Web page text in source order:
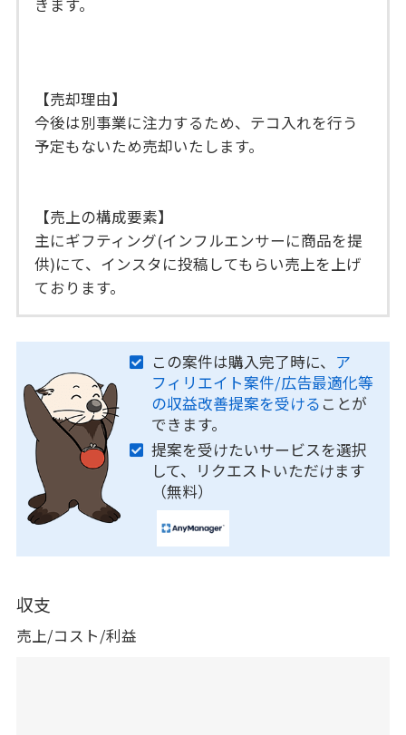
【売却理由】
今後は別事業に注力するため、テコ入れを行う
予定もないため売却いたします。
【売上の構成要素】
主にギフティング(インフルエンサーに商品を提
供)にて、インスタに投稿してもらい売上を上げ
ております。
この案件は購入完了時に、 ア
フィリエイト案件/広告最適化等
の収益改善提案を受ける ことが
できます。
提案を受けたいサービスを選択
して、リクエストいただけます
（無料）
収支
売上/コスト/利益